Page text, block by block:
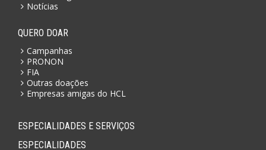
Notícias
QUERO DOAR
Campanhas
PRONON
FIA
Outras doações
Empresas amigas do HCL
ESPECIALIDADES E SERVIÇOS
ESPECIALIDADES